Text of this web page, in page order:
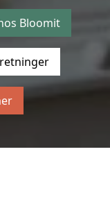
Bloomit